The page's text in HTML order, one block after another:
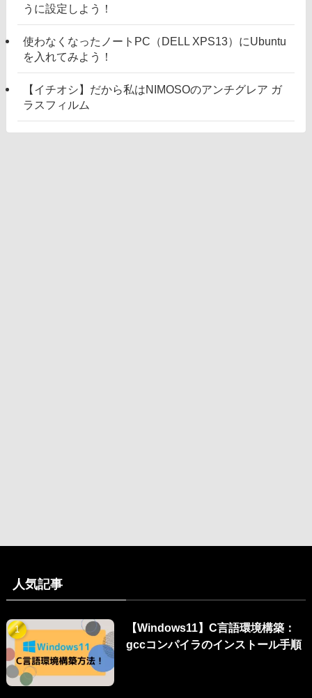
うに設定しよう！
使わなくなったノートPC（DELL XPS13）にUbuntu
を入れてみよう！
【イチオシ】だから私はNIMOSOのアンチグレア ガ
ラスフィルム
人気記事
【Windows11】C言語環境構築：
gccコンパイラのインストール手順